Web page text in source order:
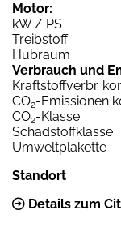
Motor:
kW / PS
Treibstoff
Hubraum
Verbrauch und
Kraftstoffverbr.
CO2-Emissionen
CO2-Klasse
Schadstoffklasse
Umweltplakette
Standort
Details zum